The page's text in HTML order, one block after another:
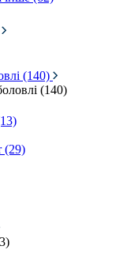
(140)
(140)
(29)